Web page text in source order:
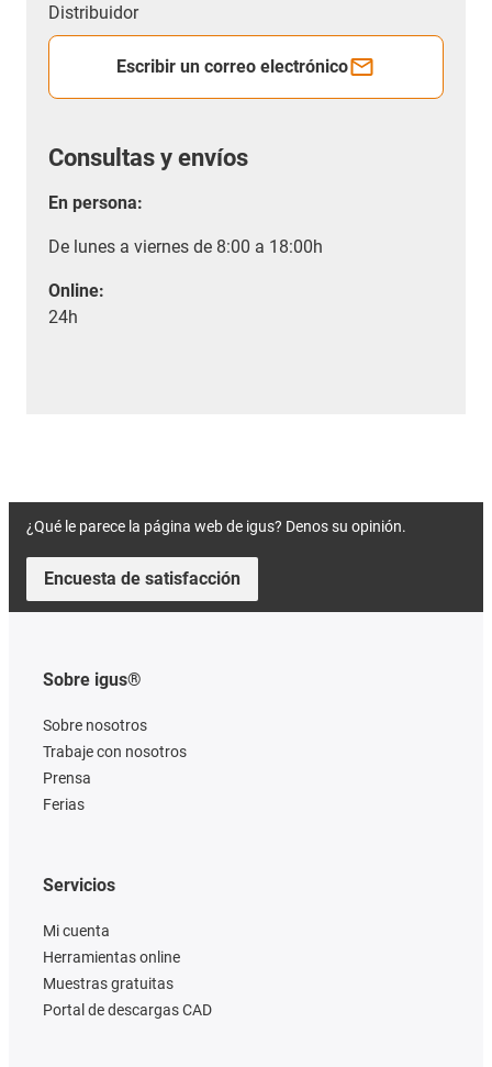
Distribuidor
Escribir un correo electrónico
Consultas y envíos
En persona:
De lunes a viernes de 8:00 a 18:00h
Online:
24h
¿Qué le parece la página web de igus? Denos su opinión.
Encuesta de satisfacción
Sobre igus®
Sobre nosotros
Trabaje con nosotros
Prensa
Ferias
Servicios
Mi cuenta
Herramientas online
Muestras gratuitas
Portal de descargas CAD